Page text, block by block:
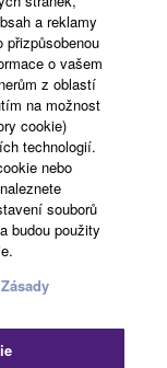
užití
a reklamy
o vašem
z oblastí
na možnost
cookie)
technologií.
nebo
souborů
a budou použity
Zásady